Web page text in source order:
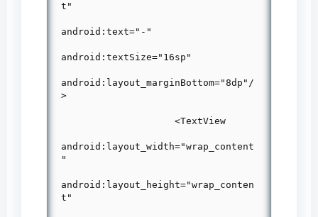
t"
android:text="-"
android:textSize="16sp"
android:layout_marginBottom="8dp"/
>
android:layout_width="wrap_content
"
android:layout_height="wrap_conten
t"